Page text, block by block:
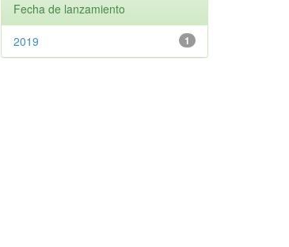
Fecha de lanzamiento
1
2019